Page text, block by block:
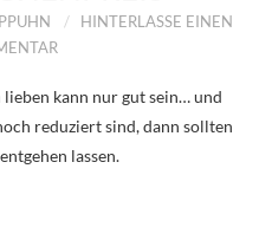
HINTERLASSE EINEN
lieben kann nur gut sein… und
reduziert sind, dann sollten
lassen.